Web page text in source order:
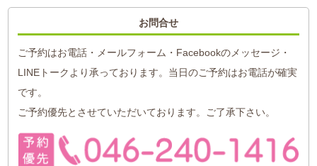
お問合せ
ご予約はお電話・メールフォーム・Facebookのメッセージ・
LINEトークより承っております。当日のご予約はお電話が確実
です。
ご予約優先とさせていただいております。ご了承下さい。